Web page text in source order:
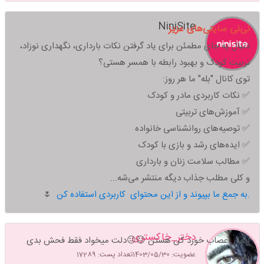
NiniSite
نی‌نی سایتی‌های عزیز
دنبال یه جای مطمئن برای یاد گرفتن نکات بارداری، نگهداری نوزاد،
تربیت کودک و بهبود رابطه با همسر هستی؟
توی کانال "بله" ما هر روز:
✅ نکات کاربردی مادر و کودک
✅ آموزش‌های تربیتی
✅ توصیه‌های روانشناسی خانواده
✅ ایده‌های رشد و بازی با کودک
✅ مطالب سلامت زنان و بارداری
و کلی مطلب جذاب دیگه منتشر می‌شه...
به جمع ما بپیوند و از این محتوای کاربردی استفاده کن.
🌷
دختر_خاکستری
عضویت: 1403/05/30 تعداد پست: 17289
انقدر اعصاب خورد کن هستن 😐😐دلت میخواد فقط فحش بدی
بهشون